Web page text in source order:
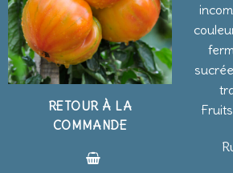
RETOUR À LA
COMMANDE